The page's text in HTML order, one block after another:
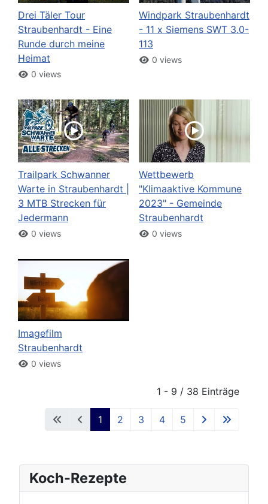
Drei Täler Tour
Straubenhardt - Eine
Runde durch meine
Heimat
0 views
Windpark Straubenhardt
- 11 x Siemens SWT 3.0-
113
0 views
Trailpark Schwanner
Warte in Straubenhardt |
3 MTB Strecken für
Jedermann
0 views
Wettbewerb
"Klimaaktive Kommune
2023" - Gemeinde
Straubenhardt
0 views
Imagefilm
Straubenhardt
0 views
1 - 9 / 38 Einträge
1 2 3 4 5
Koch-Rezepte